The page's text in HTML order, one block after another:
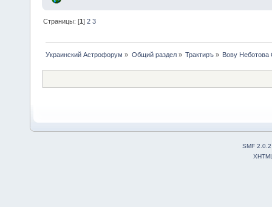
Страницы: [1]2 3
Украинский Астрофорум » Общий раздел» Трактиръ» Вову
SMF 2.0.2